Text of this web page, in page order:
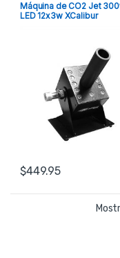
Máquina de CO2 Jet
LED 12x3w XCalibur
$449.95